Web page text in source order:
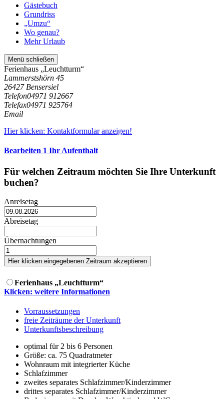
Gästebuch
Grundriss
„Umzu“
Wo genau?
Mehr Urlaub
Menü schließen
Ferienhaus „Leuchtturm“
Lammerstshörn 45
26427 Bensersiel
Telefon04971 912667
Telefax04971 925764
Email
Hier klicken: Kontaktformular anzeigen!
Bearbeiten 1 Ihr Aufenthalt
Für welchen Zeitraum möchten Sie Ihre Unterkunft
buchen?
Anreisetag
Abreisetag
Übernachtungen
Hier klicken:eingegebenen Zeitraum akzeptieren
Ferienhaus „Leuchtturm“
Klicken: weitere Informationen
Vorraussetzungen
freie Zeiträume der Unterkunft
Unterkunftsbeschreibung
optimal für 2 bis 6 Personen
Größe: ca. 75 Quadratmeter
Wohnraum mit integrierter Küche
Schlafzimmer
zweites separates Schlafzimmer/Kinderzimmer
drittes separates Schlafzimmer/Kinderzimmer